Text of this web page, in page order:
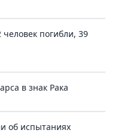
погибли, 39
в знак Рака
об испытаниях